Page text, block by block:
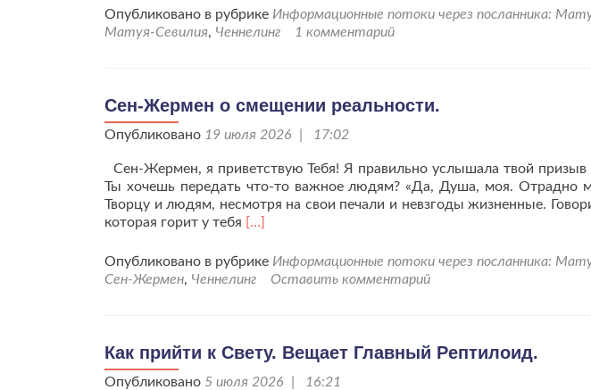
проМанифестируйте
себя
от
Архангела
Гавриила.
Опубликовано в рубрике Информационные потоки через посланника:
Матуя-Севилия, Ченнелинг 1 комментарий
Сен-Жермен о смещении реальности.
Опубликовано 19 июля 2026 | 17:02
Сен-Жермен, я приветствую Тебя! Я правильно услышала твой
Ты хочешь передать что-то важное людям? «Да, Душа, моя. Отрадно
Творцу и людям, несмотря на свои печали и невзгоды жизненные.
которая горит у тебя Читать
проСен-
Жермен
[…]
Опубликовано в рубрике Информационные потоки через посланника:
Сен-Жермен, Ченнелинг Оставить комментарий
Как прийти к Свету. Вещает Главный Рептилоид.
Опубликовано 5 июля 2026 | 16:21